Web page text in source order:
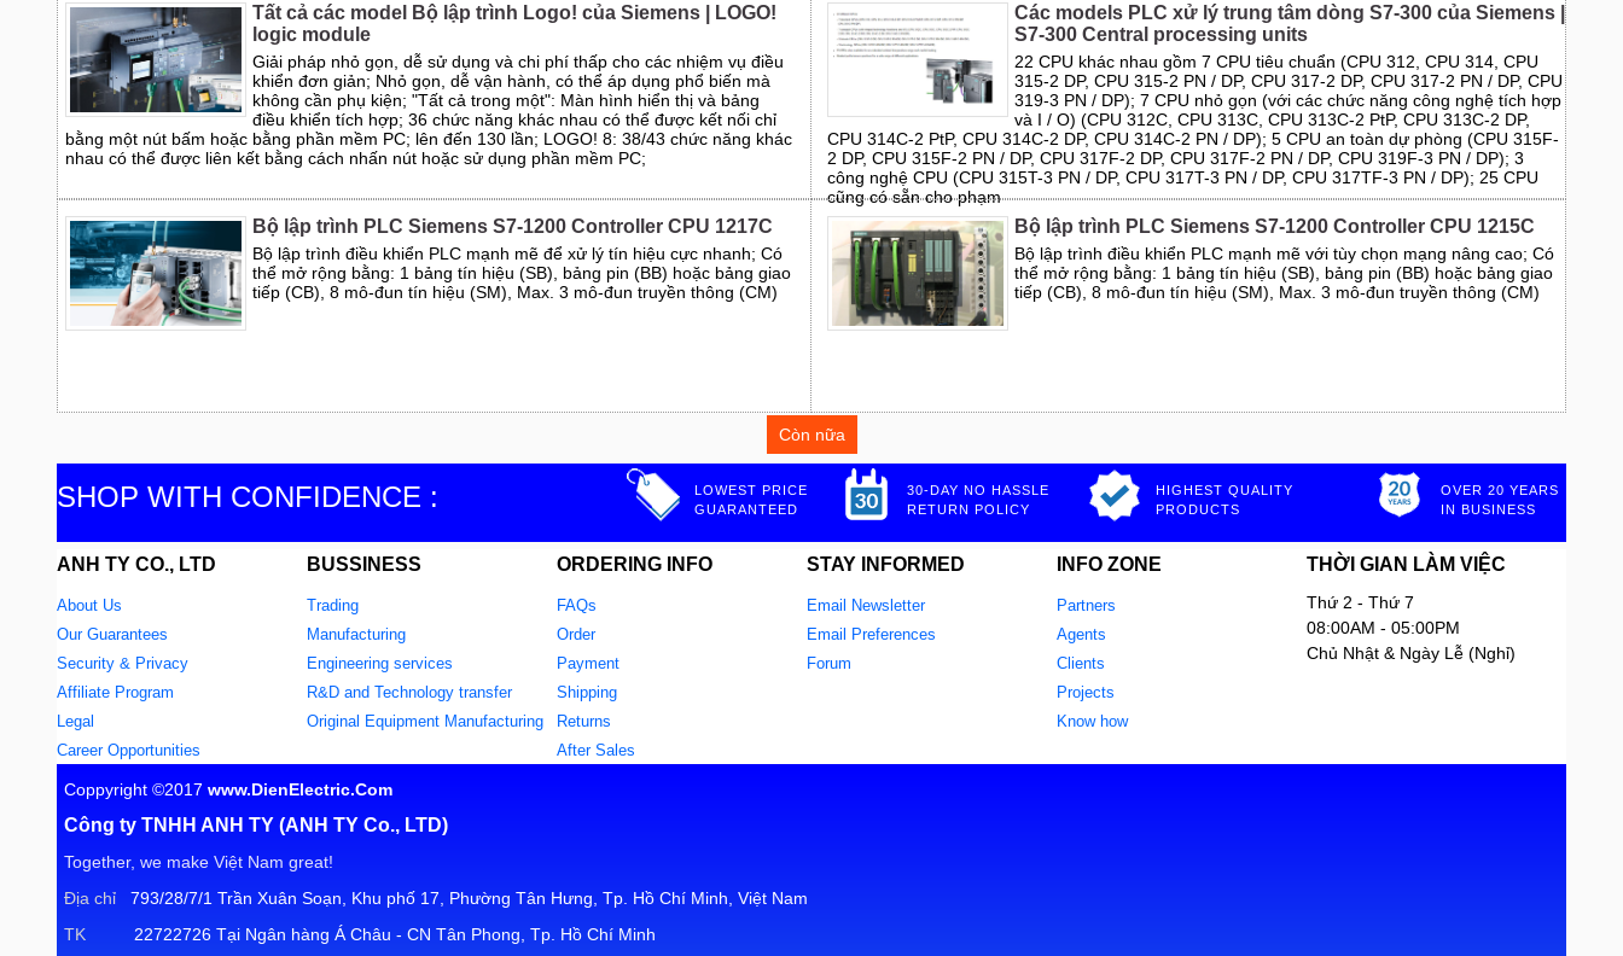
Tất cả các model Bộ lập trình Logo! của Siemens | LOGO!
logic module
Giải pháp nhỏ gọn, dễ sử dụng và chi phí thấp cho các nhiệm vụ điều
khiển đơn giản; Nhỏ gọn, dễ vận hành, có thể áp dụng phổ biến mà
không cần phụ kiện; "Tất cả trong một": Màn hình hiển thị và bảng
điều khiển tích hợp; 36 chức năng khác nhau có thể được kết nối chỉ
bằng một nút bấm hoặc bằng phần mềm PC; lên đến 130 lần; LOGO! 8: 38/43 chức năng khác
nhau có thể được liên kết bằng cách nhấn nút hoặc sử dụng phần mềm PC;
Các models PLC xử lý trung tâm dòng S7-300 của Siemens |
S7-300 Central processing units
22 CPU khác nhau gồm 7 CPU tiêu chuẩn (CPU 312, CPU 314, CPU
315-2 DP, CPU 315-2 PN / DP, CPU 317-2 DP, CPU 317-2 PN / DP, CPU
319-3 PN / DP); 7 CPU nhỏ gọn (với các chức năng công nghệ tích hợp
và I / O) (CPU 312C, CPU 313C, CPU 313C-2 PtP, CPU 313C-2 DP,
CPU 314C-2 PtP, CPU 314C-2 DP, CPU 314C-2 PN / DP); 5 CPU an toàn dự phòng (CPU 315F-
2 DP, CPU 315F-2 PN / DP, CPU 317F-2 DP, CPU 317F-2 PN / DP, CPU 319F-3 PN / DP); 3
công nghệ CPU (CPU 315T-3 PN / DP, CPU 317T-3 PN / DP, CPU 317TF-3 PN / DP); 25 CPU
cũng có sẵn cho phạm
Bộ lập trình PLC Siemens S7-1200 Controller CPU 1217C
Bộ lập trình điều khiển PLC mạnh mẽ để xử lý tín hiệu cực nhanh; Có
thể mở rộng bằng: 1 bảng tín hiệu (SB), bảng pin (BB) hoặc bảng giao
tiếp (CB), 8 mô-đun tín hiệu (SM), Max. 3 mô-đun truyền thông (CM)
Bộ lập trình PLC Siemens S7-1200 Controller CPU 1215C
Bộ lập trình điều khiển PLC mạnh mẽ với tùy chọn mạng nâng cao; Có
thể mở rộng bằng: 1 bảng tín hiệu (SB), bảng pin (BB) hoặc bảng giao
tiếp (CB), 8 mô-đun tín hiệu (SM), Max. 3 mô-đun truyền thông (CM)
Còn nữa
SHOP WITH CONFIDENCE :
LOWEST PRICE
GUARANTEED
30-DAY NO HASSLE
RETURN POLICY
HIGHEST QUALITY
PRODUCTS
OVER 20 YEARS
IN BUSINESS
ANH TY CO., LTD
About Us
Our Guarantees
Security & Privacy
Affiliate Program
Legal
Career Opportunities
BUSSINESS
Trading
Manufacturing
Engineering services
R&D and Technology transfer
Original Equipment Manufacturing
ORDERING INFO
FAQs
Order
Payment
Shipping
Returns
After Sales
STAY INFORMED
Email Newsletter
Email Preferences
Forum
INFO ZONE
Partners
Agents
Clients
Projects
Know how
THỜI GIAN LÀM VIỆC
Thứ 2 - Thứ 7
08:00AM - 05:00PM
Chủ Nhật & Ngày Lễ (Nghỉ)
Coppyright ©2017www.DienElectric.Com
Công ty TNHH ANH TY (ANH TY Co., LTD)
Together, we make Việt Nam great!
Địa chỉ793/28/7/1 Trần Xuân Soạn, Khu phố 17, Phường Tân Hưng, Tp. Hồ Chí Minh, Việt Nam
TK22722726 Tại Ngân hàng Á Châu - CN Tân Phong, Tp. Hồ Chí Minh